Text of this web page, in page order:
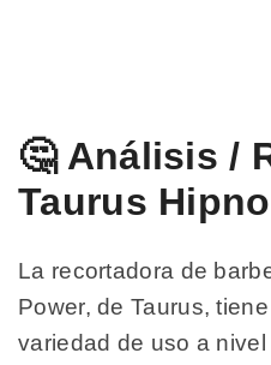
🤔 Análisis /
Taurus
La recortadora de
Power, de Taurus,
variedad de uso a